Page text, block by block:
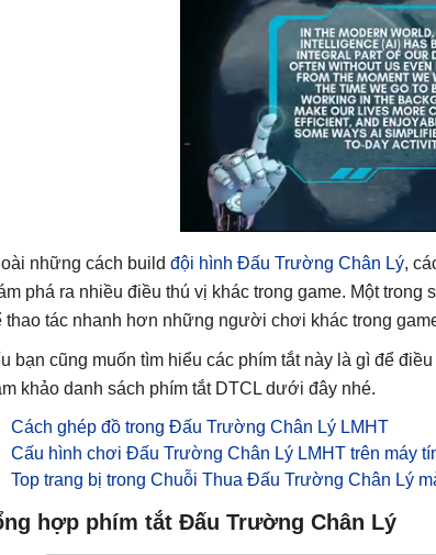
những cách build đội hình Đấu Trường Chân Lý,
phá ra nhiều điều thú vị khác trong game. Một
thao tác nhanh hơn những người chơi khác trong
bạn cũng muốn tìm hiểu các phím tắt này là gì để
khảo danh sách phím tắt DTCL dưới đây nhé.
Cách ghép đồ trong Đấu Trường Chân Lý LMHT
Cấu hình chơi Đấu Trường Chân Lý LMHT trên máy
Top trang bị trong Chuỗi Thua Đấu Trường Chân Lý
hợp phím tắt Đấu Trường Chân Lý